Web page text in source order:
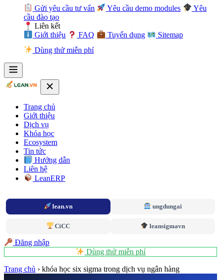
Gửi yêu cầu tư vấn
Yêu cầu demo modules
Yêu
cầu đào tạo
Liên kết
Giới thiệu
FAQ Tuyển dụng
Sitemap
Dùng thử miễn phí
Trang chủ
Giới thiệu
Dịch vụ
Khóa học
Ecosystem
Tin tức
Hướng dẫn
Liên hệ
LeanERP
lean.vn ungdungai
CiCC leansigmavn
Đăng nhập
Dùng thử miễn phí
Trang chủ › khóa học six sigma trong dịch vụ ngân hàng